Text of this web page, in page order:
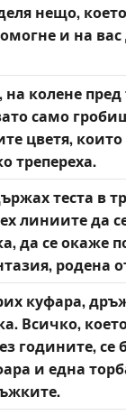
нещо,
и на вас
колене пред
само
цветя,
трепереха.
теста в
линиите да
да се окаже
родена
куфара,
Всичко,
годините, се
и една